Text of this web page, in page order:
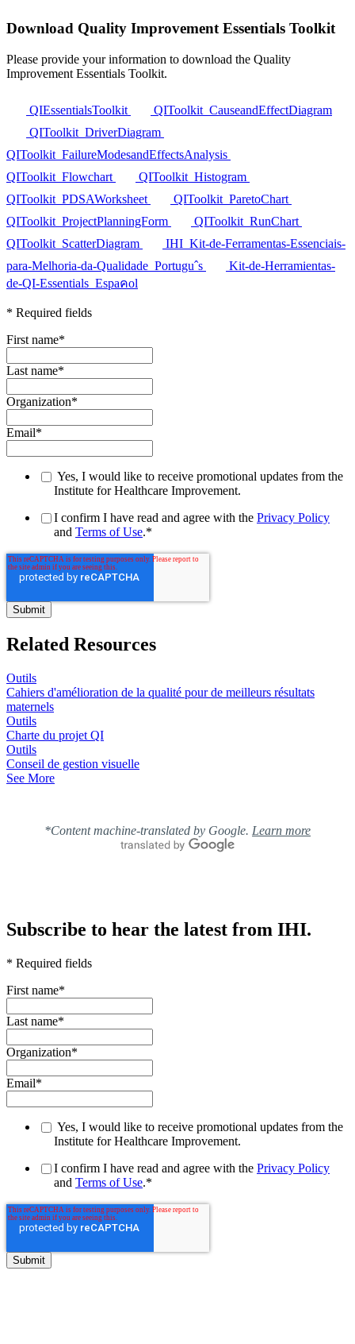
Download Quality Improvement Essentials Toolkit
Please provide your information to download the Quality
Improvement Essentials Toolkit.
QIEssentialsToolkit
QIToolkit_CauseandEffectDiagram
QIToolkit_DriverDiagram
QIToolkit_FailureModesandEffectsAnalysis
QIToolkit_Flowchart
QIToolkit_Histogram
QIToolkit_PDSAWorksheet
QIToolkit_ParetoChart
QIToolkit_ProjectPlanningForm
QIToolkit_RunChart
QIToolkit_ScatterDiagram
IHI_Kit-de-Ferramentas-Essenciais-
para-Melhoria-da-Qualidade_Portuguˆs
Kit-de-Herramientas-
de-QI-Essentials_Espaคol
* Required fields
First name*
Last name*
Organization*
Email*
Yes, I would like to receive promotional updates from the
Institute for Healthcare Improvement.
I confirm I have read and agree with the Privacy Policy
and Terms of Use.*
Related Resources
Outils
Cahiers d'amélioration de la qualité pour de meilleurs résultats
maternels
Outils
Charte du projet QI
Outils
Conseil de gestion visuelle
See More
*Content machine-translated by Google. Learn more
Subscribe to hear the latest from IHI.
* Required fields
First name*
Last name*
Organization*
Email*
Yes, I would like to receive promotional updates from the
Institute for Healthcare Improvement.
I confirm I have read and agree with the Privacy Policy
and Terms of Use.*